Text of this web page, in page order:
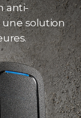
anti-
une solution